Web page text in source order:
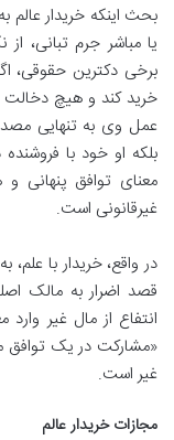
بحث اینکه خریدار
یا مباشر جرم تبانی،
برخی دکترین حقوقی،
خرید کند و هیچ دخالت
عمل وی به تنهایی
بلکه او خود با
معنای توافق پنهانی
غیرقانونی است.
در واقع، خریدار با
قصد اضرار به مالک
انتفاع از مال غیر
«مشارکت در یک توافق
غیر است.
مجازات خریدار عالم